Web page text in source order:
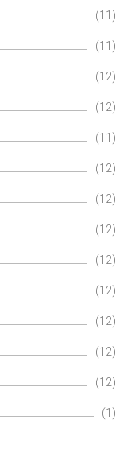
(11)
(11)
(12)
(12)
(11)
(12)
(12)
(12)
(12)
(12)
(12)
(12)
(12)
(1)